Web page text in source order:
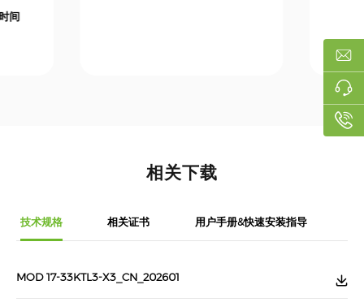
间
相关下载
技术规格 相关证书 用户手册&快速安装指导
MOD 17-33KTL3-X3_CN_202601